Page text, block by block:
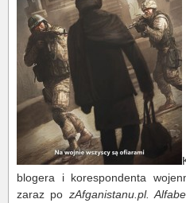
blogera i korespondenta
zaraz po zAfganistanu.pl.